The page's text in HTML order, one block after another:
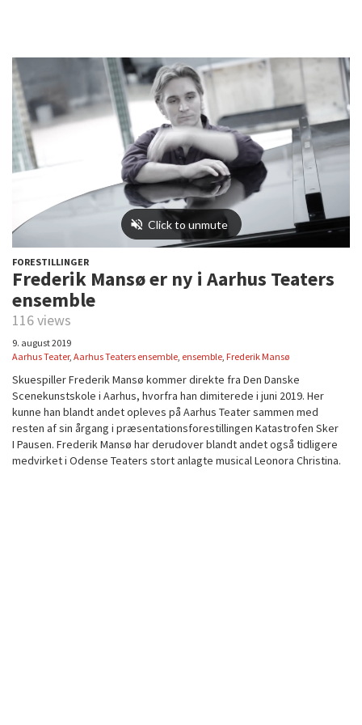
FORESTILLINGER
Frederik Mansø er ny i Aarhus Teaters
ensemble
116 views
9. august 2019
Aarhus Teater, Aarhus Teaters ensemble, ensemble, Frederik Mansø
Skuespiller Frederik Mansø kommer direkte fra Den Danske
Scenekunstskole i Aarhus, hvorfra han dimiterede i juni 2019. Her
kunne han blandt andet opleves på Aarhus Teater sammen med
resten af sin årgang i præsentationsforestillingen Katastrofen Sker
I Pausen. Frederik Mansø har derudover blandt andet også tidligere
medvirket i Odense Teaters stort anlagte musical Leonora Christina.